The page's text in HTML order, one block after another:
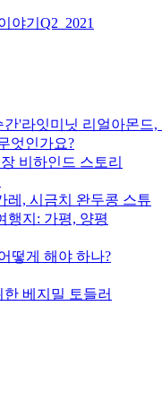
야기 Q2_2021
'라잇미닛 리얼아몬드,
엇인가요?
비하인드 스토리
레, 시금치 완두콩 스튜
행지: 가평, 양평
떻게 해야 하나?
베지밀 토들러